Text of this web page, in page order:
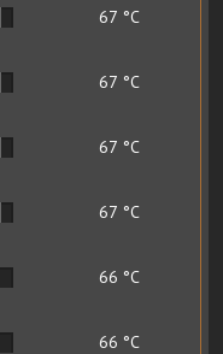
67 °C
67 °C
67 °C
67 °C
66 °C
66 °C